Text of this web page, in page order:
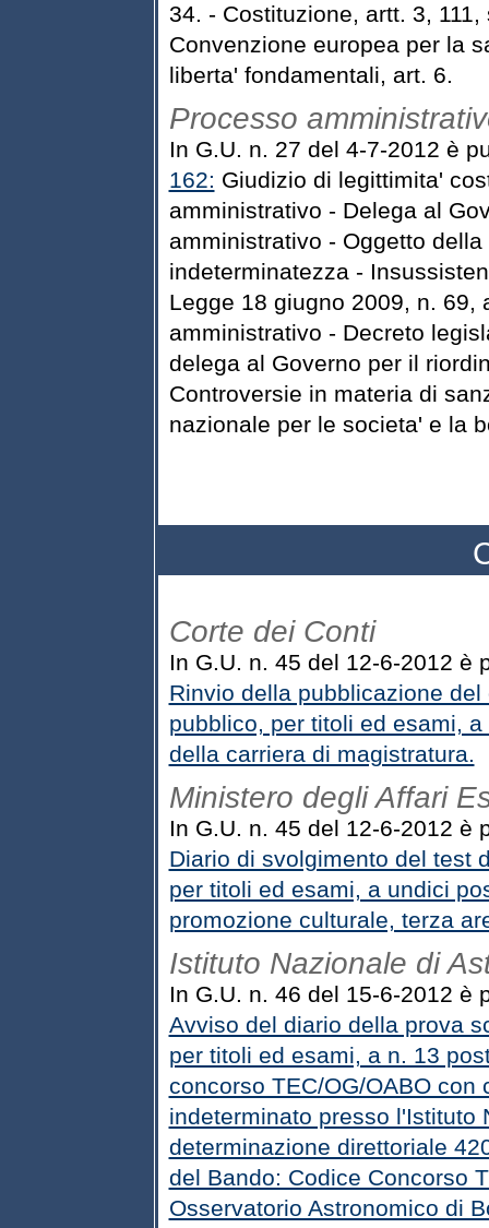
34. - Costituzione, artt. 3,
Convenzione europea per la
liberta' fondamentali, art. 6.
Processo
In G.U. n. 27 del 4-7-2012 è
162: Giudizio di legittimita'
amministrativo - Delega al
amministrativo - Oggetto
indeterminatezza -
Legge 18 giugno 2009, n. 69,
amministrativo - Decreto
delega al Governo per il
Controversie in materia di
nazionale per le societa' e la
Corte dei Conti
In G.U. n. 45 del 12-6-2012 è
Rinvio della pubblicazione
pubblico, per titoli ed esami,
della carriera di magistratura.
Ministero degli Affari
In G.U. n. 45 del 12-6-2012 è
Diario di svolgimento del test
per titoli ed esami, a undici
promozione culturale, terza
Istituto Nazionale di
In G.U. n. 46 del 15-6-2012 è
Avviso del diario della prova
per titoli ed esami, a n. 13
concorso TEC/OG/OABO
indeterminato presso l'Istituto
determinazione direttoriale
del Bando: Codice Concorso
Osservatorio Astronomico di